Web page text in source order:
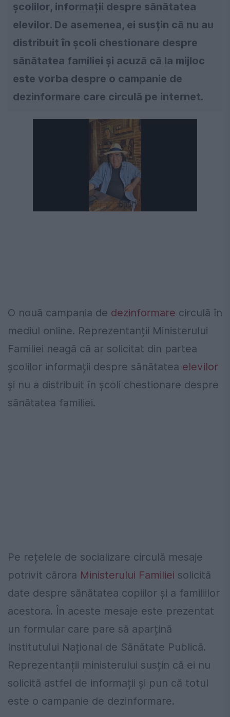
școlilor, informații despre sănătatea
elevilor. De asemenea, ei susțin că nu au
distribuit în școli chestionare despre
sănătatea familiei și acuză că la mijloc
este vorba despre o campanie de
dezinformare care circulă pe internet.
O nouă campania de dezinformare circulă în
mediul online. Reprezentanții Ministerului
Familiei neagă că ar solicitat din partea
școlilor informații despre sănătatea elevilor
și nu a distribuit în școli chestionare despre
sănătatea familiei.
Pe rețelele de socializare circulă mesaje
potrivit cărora Ministerului Familiei solicită
date despre sănătatea copiilor și a familiilor
acestora. În aceste mesaje este prezentat
un formular care pare să aparțină
Institutului Național de Sănătate Publică.
Reprezentanții ministerului susțin că ei nu
solicită astfel de informații și pun că totul
este o campanie de dezinformare.